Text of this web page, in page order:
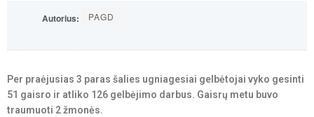
Autorius: PAGD
Per praėjusias 3 paras šalies ugniagesiai gelbėtojai vyko gesinti
51 gaisro ir atliko 126 gelbėjimo darbus. Gaisrų metu buvo
traumuoti 2 žmonės.